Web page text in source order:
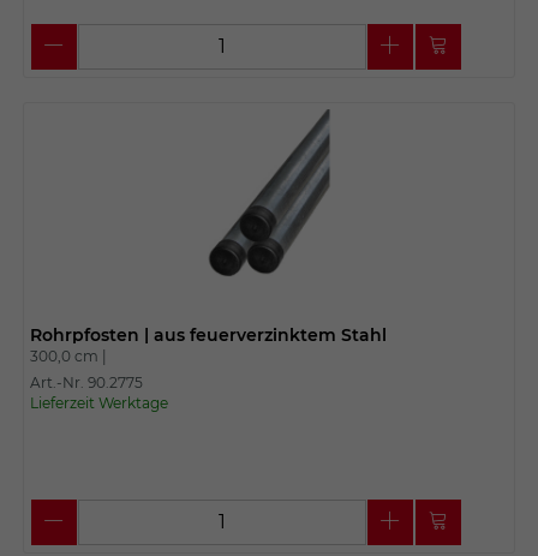
Rohrpfosten | aus feuerverzinktem Stahl
300,0 cm |
Art.-Nr. 90.2775
Lieferzeit Werktage